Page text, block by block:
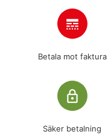
line_style
Betala mot faktura
lock_outline
Säker betalning